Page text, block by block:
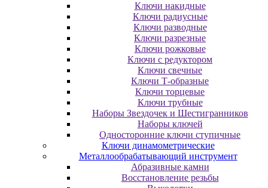
Ключи накидные
Ключи радиусные
Ключи разводные
Ключи разрезные
Ключи рожковые
Ключи с редуктором
Ключи свечные
Ключи Т-образные
Ключи торцевые
Ключи трубные
Наборы Звездочек и Шестигранников
Наборы ключей
Односторонние ключи ступичные
Ключи динамометрические
Металлообрабатывающий инструмент
Абразивные камни
Восстановление резьбы